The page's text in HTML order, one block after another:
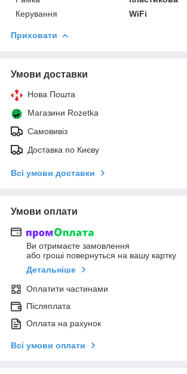
Керування
WiFi
Приховати
Умови доставки
Нова Пошта
Магазини Rozetka
Самовивіз
Доставка по Києву
Всі умови доставки
Умови оплати
Ви отримаєте замовлення
або гроші повернуться на вашу картку
Детальніше
Оплатити частинами
Післяплата
Оплата на рахунок
Всі умови оплати